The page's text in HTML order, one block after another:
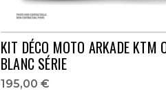
KIT DÉCO MOTO ARKADE KTM
BLANC SÉRIE
195,00 €